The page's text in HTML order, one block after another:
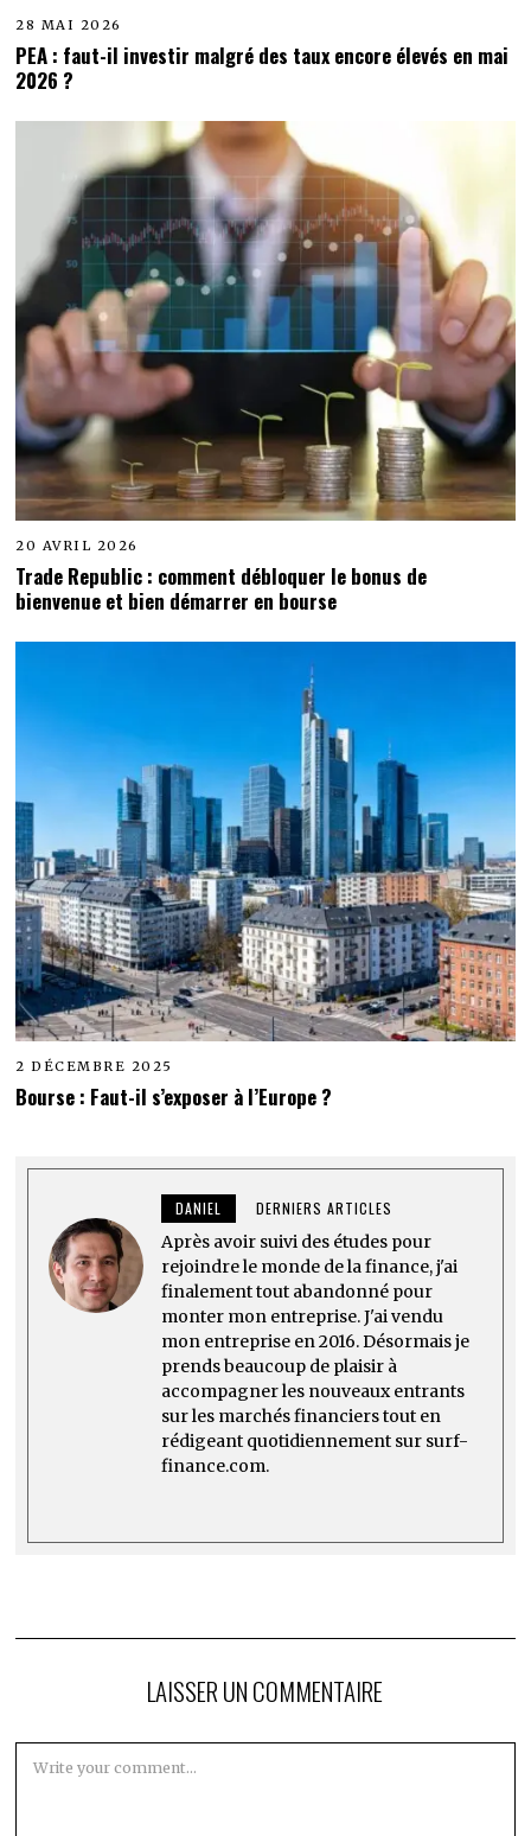
28 MAI 2026
PEA : faut-il investir malgré des taux encore élevés en mai
2026 ?
20 AVRIL 2026
Trade Republic : comment débloquer le bonus de
bienvenue et bien démarrer en bourse
2 DÉCEMBRE 2025
Bourse : Faut-il s’exposer à l’Europe ?
DANIEL DERNIERS ARTICLES
Après avoir suivi des études pour
rejoindre le monde de la finance, j'ai
finalement tout abandonné pour
monter mon entreprise. J'ai vendu
mon entreprise en 2016. Désormais je
prends beaucoup de plaisir à
accompagner les nouveaux entrants
sur les marchés financiers tout en
rédigeant quotidiennement sur surf-
finance.com.
LAISSER UN COMMENTAIRE